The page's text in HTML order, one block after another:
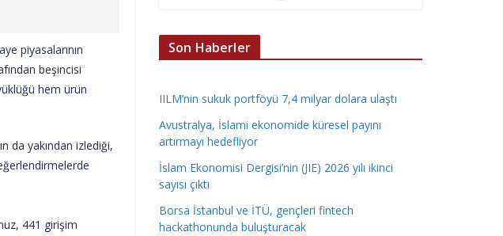
piyasalarının
beşincisi
hem ürün
da yakından izlediği,
441 girişim
Son Haberler
IILM’nin sukuk portföyü 7,4 milyar dolara ulaştı
Avustralya, İslami ekonomide küresel payını
artırmayı hedefliyor
İslam Ekonomisi Dergisi’nin (JIE) 2026 yılı ikinci
sayısı çıktı
Borsa İstanbul ve İTÜ, gençleri fintech
hackathonunda buluşturacak